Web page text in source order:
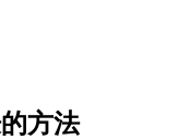
方法